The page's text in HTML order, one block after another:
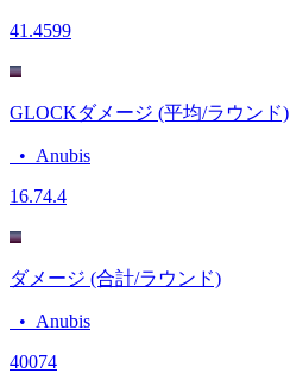
41.4599
GLOCKダメージ (平均/ラウンド)
• Anubis
16.74.4
ダメージ (合計/ラウンド)
• Anubis
40074